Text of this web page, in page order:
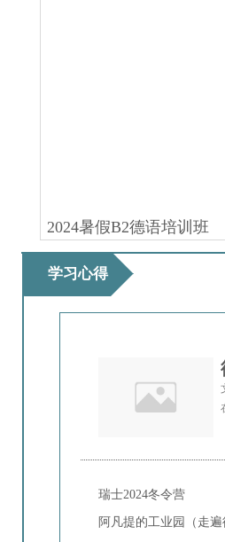
2024暑假B2德语培训班
学习心得
瑞士2024冬令营
阿凡提的工业园（走遍